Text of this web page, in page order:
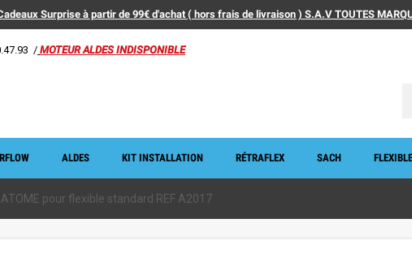
Surprise à partir de 99€ d'achat ( hors frais de livraison ) S.A.V TOUTES
/ MOTEUR ALDES INDISPONIBLE
ALDES KIT INSTALLATION RÉTRAFLEX SACH
pour flexible standard REF A2017